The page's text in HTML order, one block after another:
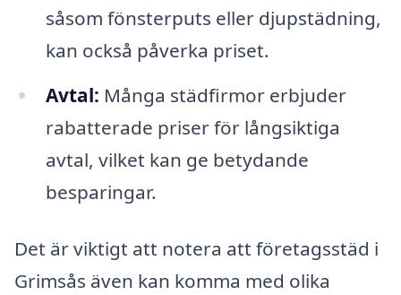
såsom fönsterputs eller djupstädning,
kan också påverka priset.
Avtal: Många städfirmor erbjuder
rabatterade priser för långsiktiga
avtal, vilket kan ge betydande
besparingar.
Det är viktigt att notera att företagsstäd i
Grimsås även kan komma med olika